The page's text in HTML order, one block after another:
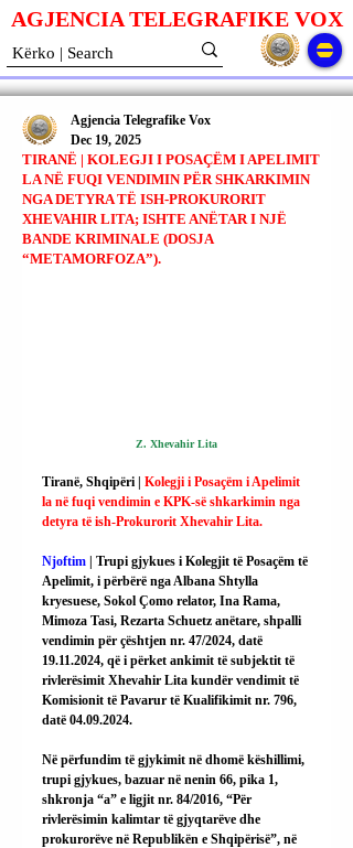
AGJENCIA TELEGRAFIKE VOX
TIRANË | KOLEGJI I POSAÇËM I APELIMIT
LA NË FUQI VENDIMIN PËR SHKARKIMIN
NGA DETYRA TË ISH-PROKURORIT
XHEVAHIR LITA; ISHTE ANËTAR I NJË
BANDE KRIMINALE (DOSJA
“METAMORFOZA”).
Agjencia Telegrafike Vox
Dec 19, 2025
Z. Xhevahir Lita
Tiranë, Shqipëri | Kolegji i Posaçëm i Apelimit
la në fuqi vendimin e KPK-së shkarkimin nga
detyra të ish-Prokurorit Xhevahir Lita.
Njoftim | Trupi gjykues i Kolegjit të Posaçëm të
Apelimit, i përbërë nga Albana Shtylla
kryesuese, Sokol Çomo relator, Ina Rama,
Mimoza Tasi, Rezarta Schuetz anëtare, shpalli
vendimin për çështjen nr. 47/2024, datë
19.11.2024, që i përket ankimit të subjektit të
rivlerësimit Xhevahir Lita kundër vendimit të
Komisionit të Pavarur të Kualifikimit nr. 796,
datë 04.09.2024.
Në përfundim të gjykimit në dhomë këshillimi,
trupi gjykues, bazuar në nenin 66, pika 1,
shkronja “a” e ligjit nr. 84/2016, “Për
rivlerësimin kalimtar të gjyqtarëve dhe
prokurorëve në Republikën e Shqipërisë”, në